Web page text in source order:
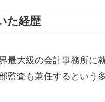
た経歴
最大級の会計事務所に
監査も兼任するという